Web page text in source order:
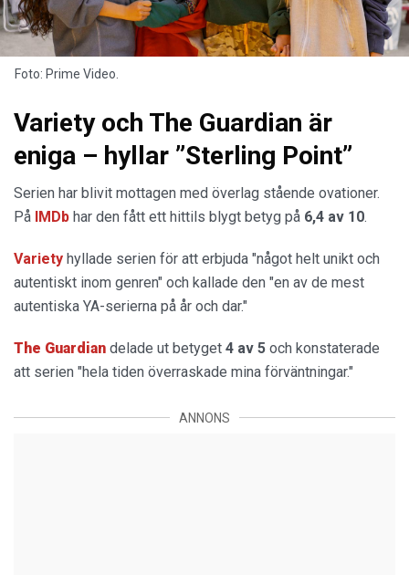
Foto: Prime Video.
Variety och The Guardian är
eniga – hyllar ”Sterling Point”
Serien har blivit mottagen med överlag stående ovationer.
På IMDb har den fått ett hittils blygt betyg på 6,4 av 10.
Variety hyllade serien för att erbjuda "något helt unikt och
autentiskt inom genren" och kallade den "en av de mest
autentiska YA-serierna på år och dar."
The Guardian delade ut betyget 4 av 5 och konstaterade
att serien "hela tiden överraskade mina förväntningar."
ANNONS